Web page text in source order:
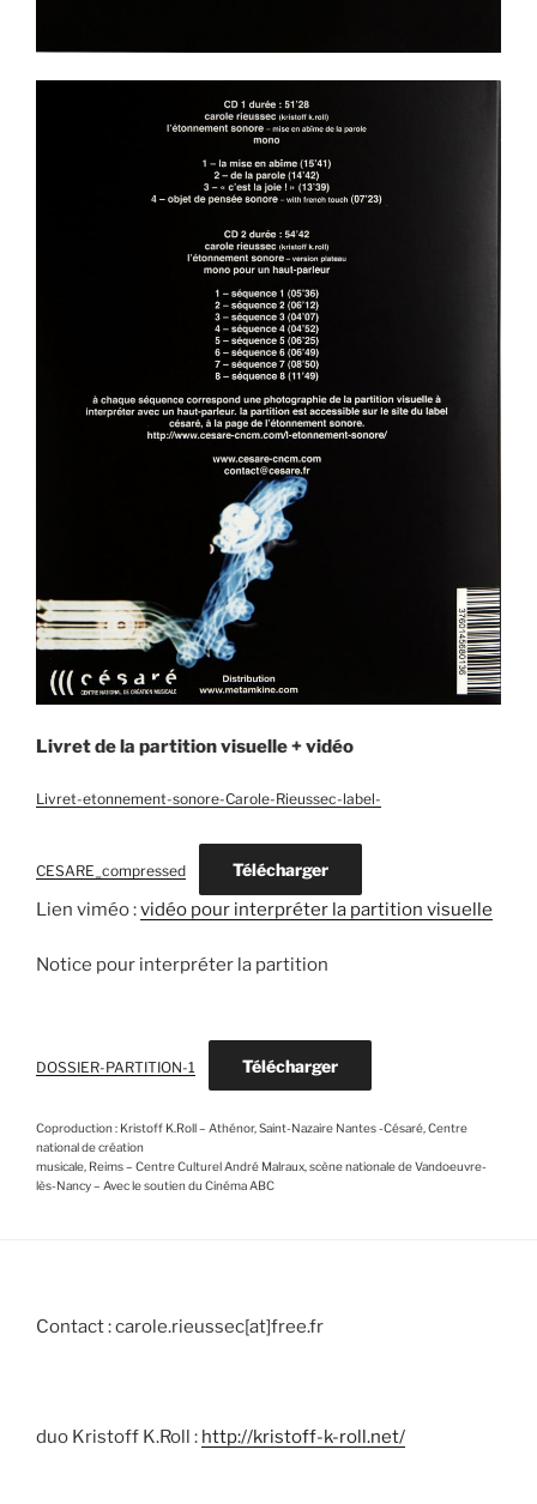
Livret de la partition visuelle + vidéo
Livret-etonnement-sonore-Carole-Rieussec-label-
CESARE_compressed Télécharger
Lien viméo :vidéo pour interpréter la partition visuelle
Notice pour interpréter la partition
DOSSIER-PARTITION-1 Télécharger
Coproduction : Kristoff K.Roll – Athénor, Saint-Nazaire Nantes -Césaré, Centre
national de création
musicale, Reims – Centre Culturel André Malraux, scène nationale de Vandoeuvre-
lès-Nancy – Avec le soutien du Cinéma ABC
Contact : carole.rieussec[at]free.fr
duo Kristoff K.Roll : http://kristoff-k-roll.net/